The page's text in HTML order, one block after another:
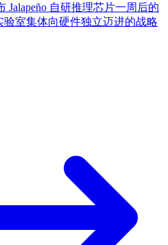
Jalapeño 自研推理芯片一周后的
室集体向硬件独立迈进的战略